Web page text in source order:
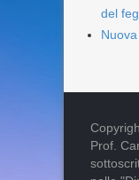
del
Prof.